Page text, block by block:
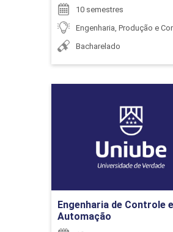
ENCONTRO ACADÊMICO/
6
10 semestres
Engenharia, Produção e
Bacharelado
Engenharia de Controle e
Automação
Detalhes do